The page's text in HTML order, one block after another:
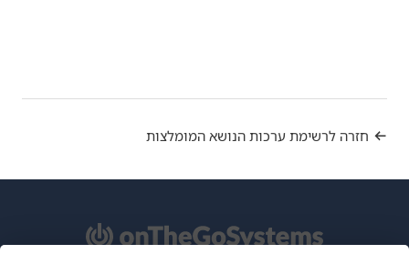
חזרה לרשימת ערכות הנושא המומלצות